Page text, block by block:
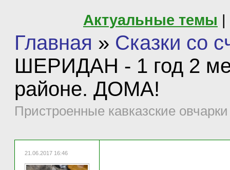
Актуальные темы |
Главная » Сказки со
ШЕРИДАН - 1 год 2
районе. ДОМА!
Пристроенные кавказские овчарки
21.06.2017 16:46